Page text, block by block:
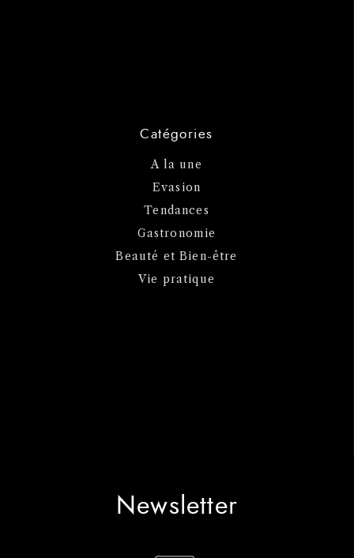
Catégories
A la une
Evasion
Tendances
Gastronomie
Beauté et Bien-être
Vie pratique
Newsletter